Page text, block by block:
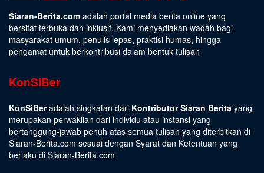
Siaran-Berita.com adalah portal media berita online yang
bersifat terbuka dan inklusif. Kami menyediakan wadah bagi
masyarakat umum, penulis lepas, praktisi humas, hingga
pengamat untuk berkontribusi dalam bentuk tulisan
KonSiBer
KonSiBeradalah singkatan dari Kontributor Siaran Berita yang
merupakan perwakilan dari individu atau instansi yang
bertanggung-jawab penuh atas semua tulisan yang diterbitkan di
Siaran-Berita.com sesuai dengan Syarat dan Ketentuan yang
berlaku di Siaran-Berita.com